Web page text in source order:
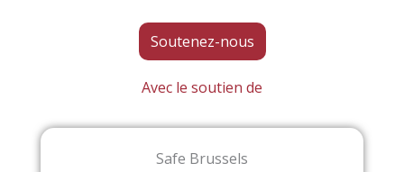
Soutenez-nous
Avec le soutien de
Safe Brussels